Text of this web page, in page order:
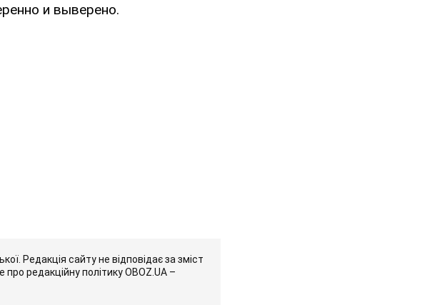
и выверено.
Редакція сайту не відповідає за зміст
про редакційну політику OBOZ.UA –